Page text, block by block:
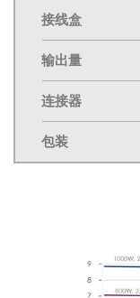
接线盒
输出量
连接器
包装